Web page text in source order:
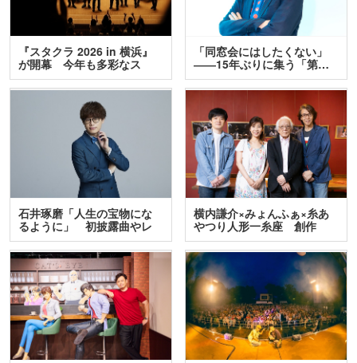
『スタクラ 2026 in 横浜』
が開幕 今年も多彩なス
テ…
「同窓会にはしたくない」
――15年ぶりに集う「第…
石井琢磨「人生の宝物にな
るように」 初披露曲やレ
ア…
横内謙介×みょんふぁ×糸あ
やつり人形一糸座 創作
人…